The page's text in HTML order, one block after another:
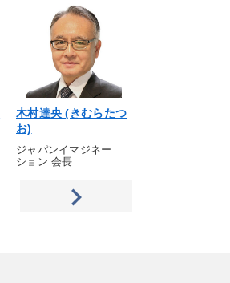
木村達央 (きむらたつ
お)
ジャパンイマジネー
ション 会長